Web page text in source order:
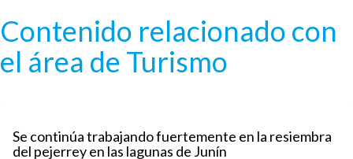
Contenido relacionado con
el área de Turismo
Se continúa trabajando fuertemente en la resiembra
del pejerrey en las lagunas de Junín